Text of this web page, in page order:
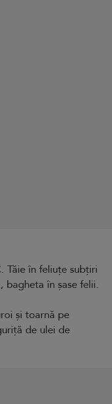
Tăie în feliuțe subțiri
bagheta în șase felii.
și toarnă pe
de ulei de